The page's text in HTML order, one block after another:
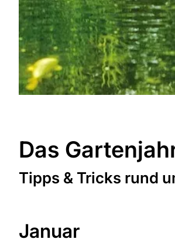
Das
Tipps & Tricks rund
Januar